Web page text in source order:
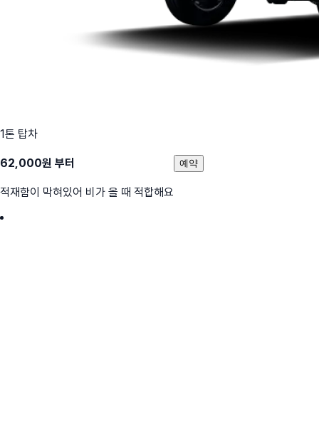
1톤 탑차
62,000원 부터
적재함이 막혀있어 비가 올 때 적합해요
예약